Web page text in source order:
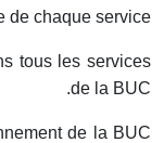
de chaque service.
tous les services
de la BUC.
de la BUC